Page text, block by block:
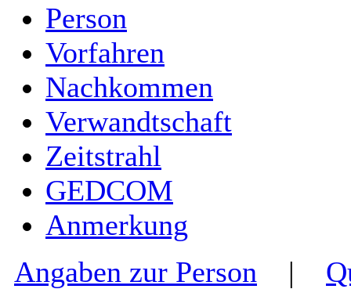
Person
Vorfahren
Nachkommen
Verwandtschaft
Zeitstrahl
GEDCOM
Anmerkung
Angaben zur Person |